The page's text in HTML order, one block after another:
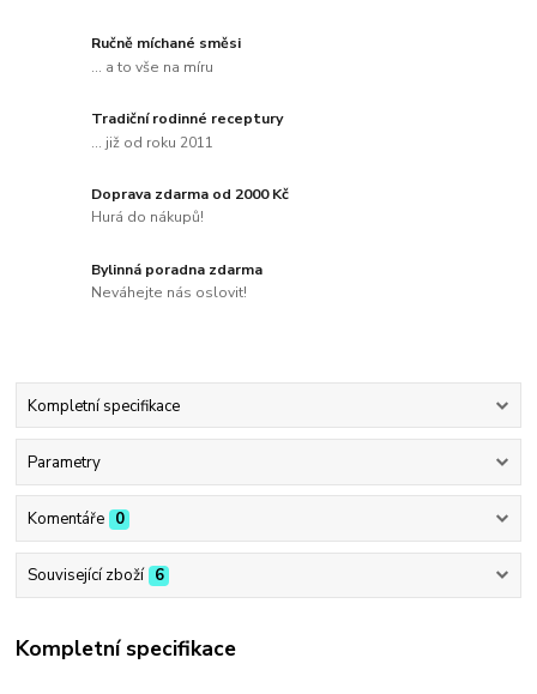
Ručně míchané směsi
... a to vše na míru
Tradiční rodinné receptury
... již od roku 2011
Doprava zdarma od 2000 Kč
Hurá do nákupů!
Bylinná poradna zdarma
Neváhejte nás oslovit!
Kompletní specifikace
Parametry
Komentáře 0
Související zboží 6
Kompletní specifikace